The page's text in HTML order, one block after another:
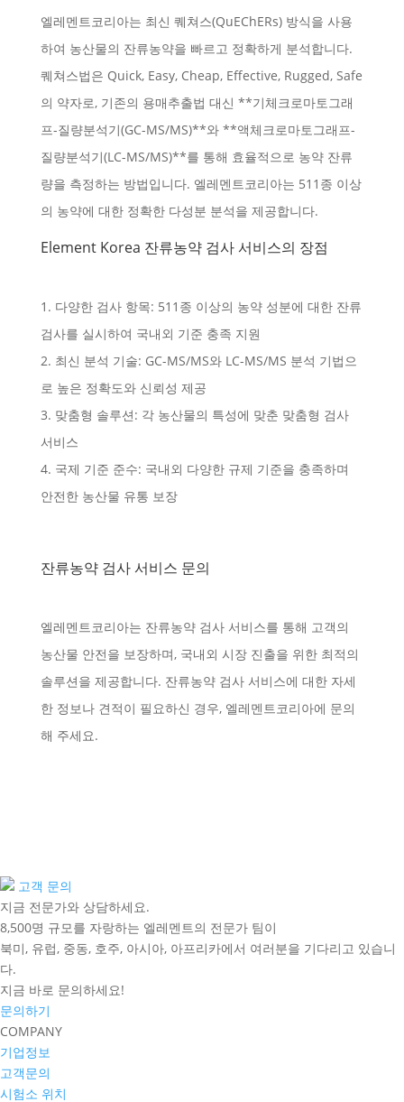
엘레멘트코리아는 최신 퀘쳐스(QuEChERs) 방식을 사용
하여 농산물의 잔류농약을 빠르고 정확하게 분석합니다.
퀘쳐스법은 Quick, Easy, Cheap, Effective, Rugged, Safe
의 약자로, 기존의 용매추출법 대신 **기체크로마토그래
프-질량분석기(GC-MS/MS)**와 **액체크로마토그래프-
질량분석기(LC-MS/MS)**를 통해 효율적으로 농약 잔류
량을 측정하는 방법입니다. 엘레멘트코리아는 511종 이상
의 농약에 대한 정확한 다성분 분석을 제공합니다.
Element Korea 잔류농약 검사 서비스의 장점
다양한 검사 항목: 511종 이상의 농약 성분에 대한 잔류
검사를 실시하여 국내외 기준 충족 지원
최신 분석 기술: GC-MS/MS와 LC-MS/MS 분석 기법으
로 높은 정확도와 신뢰성 제공
맞춤형 솔루션: 각 농산물의 특성에 맞춘 맞춤형 검사
서비스
국제 기준 준수: 국내외 다양한 규제 기준을 충족하며
안전한 농산물 유통 보장
잔류농약 검사 서비스 문의
엘레멘트코리아는 잔류농약 검사 서비스를 통해 고객의
농산물 안전을 보장하며, 국내외 시장 진출을 위한 최적의
솔루션을 제공합니다. 잔류농약 검사 서비스에 대한 자세
한 정보나 견적이 필요하신 경우, 엘레멘트코리아에 문의
해 주세요.
고객 문의
지금 전문가와 상담하세요.
8,500명 규모를 자랑하는 엘레멘트의 전문가 팀이
북미, 유럽, 중동, 호주, 아시아, 아프리카에서 여러분을 기다리고 있습니
다.
지금 바로 문의하세요!
문의하기
COMPANY
기업정보
고객문의
시험소 위치